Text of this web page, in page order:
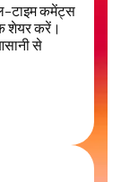
टाइम कमेंट्स
शेयर करें।
से